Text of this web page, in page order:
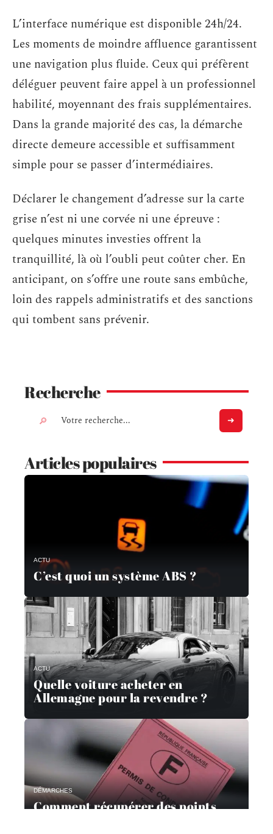
L’interface numérique est disponible 24h/24.
Les moments de moindre affluence garantissent
une navigation plus fluide. Ceux qui préfèrent
déléguer peuvent faire appel à un professionnel
habilité, moyennant des frais supplémentaires.
Dans la grande majorité des cas, la démarche
directe demeure accessible et suffisamment
simple pour se passer d’intermédiaires.
Déclarer le changement d’adresse sur la carte
grise n’est ni une corvée ni une épreuve :
quelques minutes investies offrent la
tranquillité, là où l’oubli peut coûter cher. En
anticipant, on s’offre une route sans embûche,
loin des rappels administratifs et des sanctions
qui tombent sans prévenir.
Recherche
Articles populaires
ACTU
C’est quoi un système ABS ?
ACTU
Quelle voiture acheter en
Allemagne pour la revendre ?
DÉMARCHES
Comment récupérer des points